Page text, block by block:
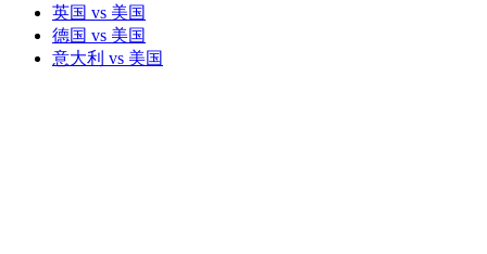
英国 vs 美国
德国 vs 美国
意大利 vs 美国